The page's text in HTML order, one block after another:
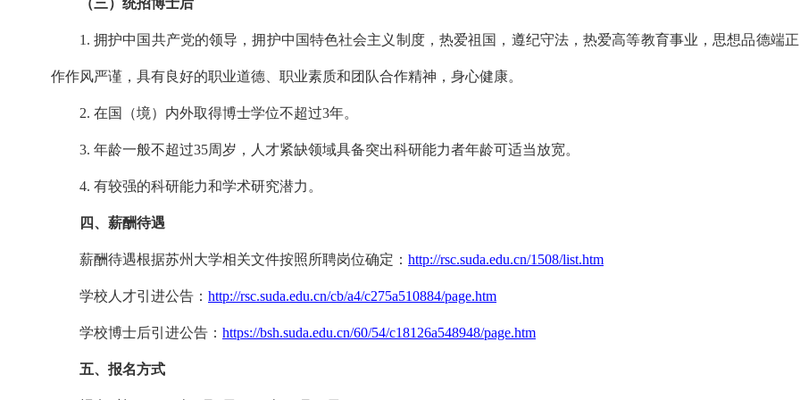
（三）统招博士后
1. 拥护中国共产党的领导，拥护中国特色社会主义制度，热爱祖国，遵纪守法，热爱高等教育事业，思想品德端
作作风严谨，具有良好的职业道德、职业素质和团队合作精神，身心健康。
2. 在国（境）内外取得博士学位不超过3年。
3. 年龄一般不超过35周岁，人才紧缺领域具备突出科研能力者年龄可适当放宽。
4. 有较强的科研能力和学术研究潜力。
四、薪酬待遇
薪酬待遇根据苏州大学相关文件按照所聘岗位确定： http://rsc.suda.edu.cn/1508/list.htm
学校人才引进公告： http://rsc.suda.edu.cn/cb/a4/c275a510884/page.htm
学校博士后引进公告： https://bsh.suda.edu.cn/60/54/c18126a548948/page.htm
五、报名方式